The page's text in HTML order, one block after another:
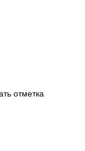
отметка